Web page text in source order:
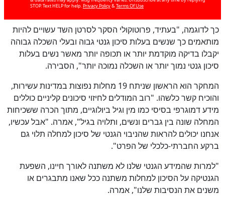
STOP. Text HELP for help. Privacy Policy& Terms Of Use
כך לדוגמה, "בעתיד, פרוטוקולי הסקר לסרטן השד עשויים להיות
מותאמים כך שנשים בעלות סיכון גנטי גבוה ובעלי השכלה גבוהה
יקבלו בדיקה מוקדמת יותר או תכופה יותר מאשר נשים בעלות
סיכון גנטי נמוך יותר או השכלה נמוכה יותר", הסבירה.
המחקר הוא הראשון שניתח 19 מחלות נפוצות במדינות עשירות,
והוכיח קשר כלשהו. "רוב המודלים לחיזוי סיכונים קליניים כוללים
מידע דמוגרפי בסיסי כמו מין וגיל ביולוגיים, מתוך הכרה ששכיחות
המחלה שונה בין גברים ונשים, ותלויה בגיל", אמרה. "אבל עכשיו,
אנחנו יכולים להראות שהניבוי הגנטי של סיכון למחלה תלוי גם
ברקע החברתי-כלכלי של הפרט".
"למרות שהמידע הגנטי שלנו לא משתנה לאורך חיינו, השפעת
הגנטיקה על הסיכון למחלות משתנה ככל שאנו מתבגרים או
משנים את הנסיבות שלנו", אמרה.
100%כן